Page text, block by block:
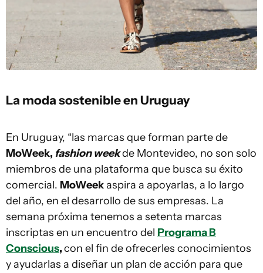
La moda sostenible en Uruguay
En Uruguay, “las marcas que forman parte de
MoWeek, fashion weekde Montevideo, no son solo
miembros de una plataforma que busca su éxito
comercial. MoWeekaspira a apoyarlas, a lo largo
del año, en el desarrollo de sus empresas. La
semana próxima tenemos a setenta marcas
inscriptas en un encuentro del Programa B
Conscious,con el fin de ofrecerles conocimientos
y ayudarlas a diseñar un plan de acción para que